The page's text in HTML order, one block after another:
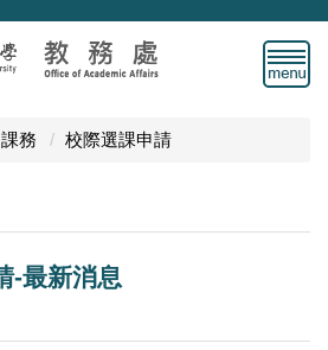
課務 校際選課申請
-最新消息